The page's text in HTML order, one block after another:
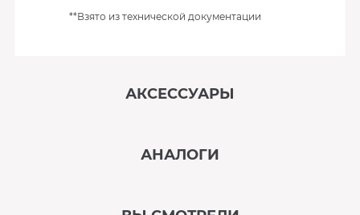
**Взято из технической документации
АКСЕССУАРЫ
АНАЛОГИ